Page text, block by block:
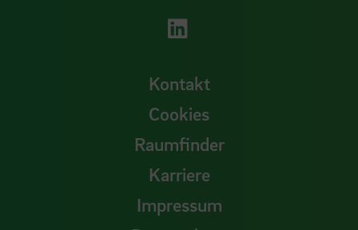
Zu unserer
Kontakt
Cookies
Raumfinder
Karriere
Impressum